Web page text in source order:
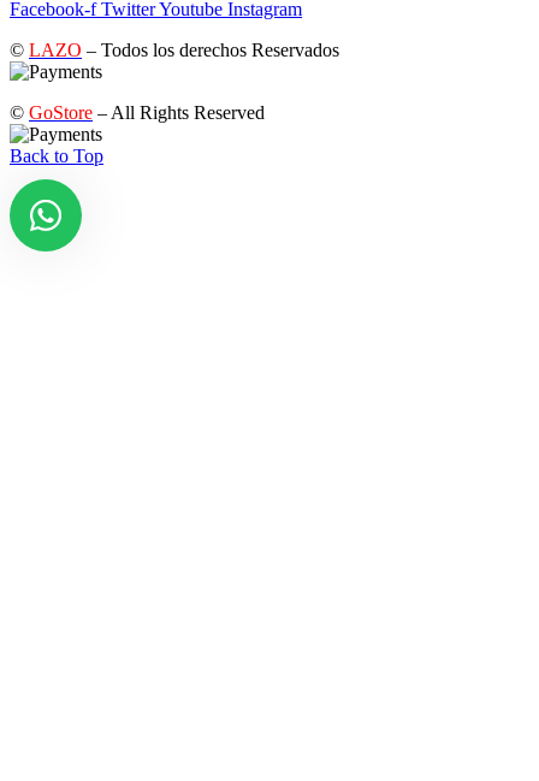
Facebook-f TwitterYoutube Instagram
© LAZO – Todos los derechos Reservados
© GoStore – All Rights Reserved
Back to Top